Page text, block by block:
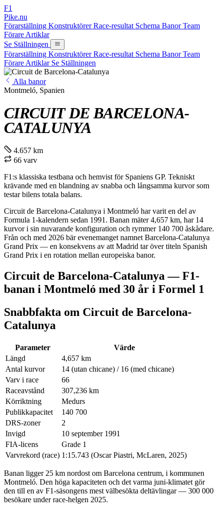
F1
Pike.nu
Förarställning KonstruktörerRace-resultat Schema BanorTeam
Förare Artiklar
Se Ställningen
Förarställning KonstruktörerRace-resultat Schema BanorTeam
Förare Artiklar Se Ställningen
Alla banor
Montmeló, Spanien
CIRCUIT DE BARCELONA-
CATALUNYA
4.657 km
66 varv
F1:s klassiska testbana och hemvist för Spaniens GP. Tekniskt
krävande med en blandning av snabba och långsamma kurvor som
testar bilens totala balans.
Circuit de Barcelona-Catalunya i Montmeló har varit en del av
Formula 1-kalendern sedan 1991. Banan mäter 4,657 km, har 14
kurvor i sin nuvarande konfiguration och rymmer 140 700 åskådare.
Från och med 2026 bär evenemanget namnet Barcelona-Catalunya
Grand Prix — en konsekvens av att Madrid tar över titeln Spanish
Grand Prix i en rotation mellan europeiska banor.
Circuit de Barcelona-Catalunya — F1-
banan i Montmeló med 30 år i Formel 1
Snabbfakta om Circuit de Barcelona-
Catalunya
Parameter
Värde
Längd
4,657 km
Antal kurvor
14 (utan chicane) / 16 (med chicane)
Varv i race
66
Raceavstånd
307,236 km
Körriktning
Medurs
Publikkapacitet
140 700
DRS-zoner
2
Invigd
10 september 1991
FIA-licens
Grade 1
Varvrekord (race) 1:15.743 (Oscar Piastri, McLaren, 2025)
Banan ligger 25 km nordost om Barcelona centrum, i kommunen
Montmeló. Den höga kapaciteten och det varma juni-klimatet gör
den till en av F1-säsongens mest välbesökta deltävlingar — 300 000
besökare under race-helgen 2025.